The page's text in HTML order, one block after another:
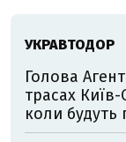
УКРАВТОДОР
Голова
трасах
коли будуть